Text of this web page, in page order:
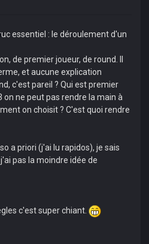
essentiel : le déroulement d'un
de premier joueur, de round. Il
et aucune explication
c'est pareil ? Qui est premier
on ne peut pas rendre la main à
on choisit ? C'est quoi rendre
a priori (j'ai lu rapidos), je sais
pas la moindre idée de
c'est super chiant.